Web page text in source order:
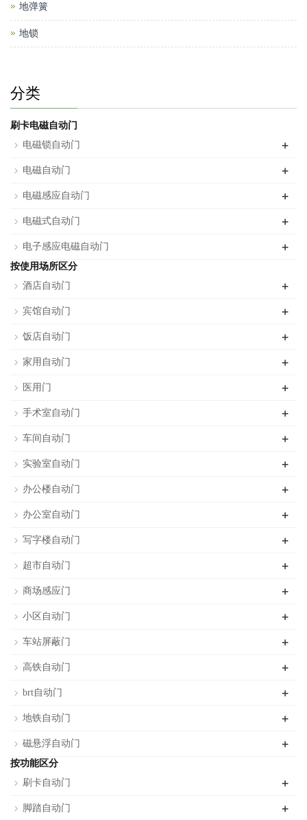
地弹簧
地锁
分类
刷卡电磁自动门
电磁锁自动门
+
电磁自动门 +
电磁感应自动门 +
电磁式自动门 +
电子感应电磁自动门 +
按使用场所区分
酒店自动门
+
宾馆自动门 +
饭店自动门 +
家用自动门 +
医用门 +
手术室自动门 +
车间自动门 +
实验室自动门 +
办公楼自动门 +
办公室自动门 +
写字楼自动门 +
超市自动门 +
商场感应门 +
小区自动门 +
车站屏蔽门 +
高铁自动门 +
brt自动门 +
地铁自动门 +
磁悬浮自动门 +
按功能区分
刷卡自动门
+
脚踏自动门 +